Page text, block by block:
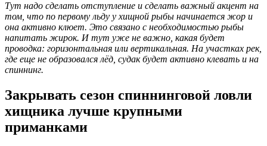
Тут надо сделать отступление и сделать важный акцент на
том, что по первому льду у хищной рыбы начинается жор и
она активно клюет. Это связано с необходимостью рыбы
напитать жирок. И тут уже не важно, какая будет
проводка: горизонтальная или вертикальная. На участках рек,
где еще не образовался лёд, судак будет активно клевать и на
спиннинг.
Закрывать сезон спиннинговой ловли
хищника лучше крупными
приманками